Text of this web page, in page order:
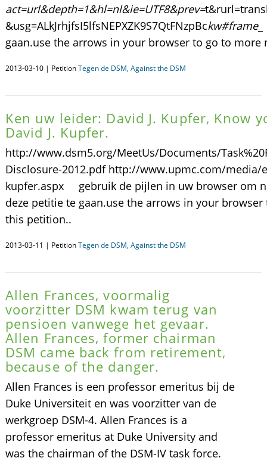
act=url&depth=1&hl=nl&ie=UTF8&prev=
&usg=ALkJrhjfsI5lfsNEPXZK9S7QtFNzpBckw#frame_
gaan.use the arrows in your browser to go to more
2013-03-10 | PetitionTegen de DSM, Against the DSM
Ken uw leider: David J. Kupfer, Know
David J. Kupfer.
http://www.dsm5.org/MeetUs/Documents/
Disclosure-2012.pdf http://www.upmc.com/media/
kupfer.aspx gebruik de pijlen in uw browser om
deze petitie te gaan.use the arrows in your
this petition..
2013-03-11 | PetitionTegen de DSM, Against the DSM
Allen Frances, voormalig
voorzitter DSM kwam terug van
pensioen vanwege het gevaar.
Allen Frances, former chairman
DSM came back from retirement,
because of the danger.
Allen Frances is een professor emeritus bij de
Duke Universiteit en was voorzitter van de
werkgroep DSM-4. Allen Frances is a
professor emeritus at Duke University and
was the chairman of the DSM-IV task force.